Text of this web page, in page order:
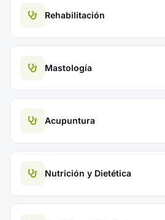
Rehabilitación
Mastología
Acupuntura
Nutrición y Dietética